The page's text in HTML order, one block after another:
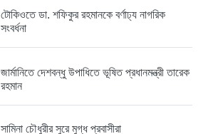
টোকিওতে ডা. শফিকুর রহমানকে বর্ণাঢ্য নাগরিক
সংবর্ধনা
জার্মানিতে দেশবন্ধু উপাধিতে ভূষিত প্রধানমন্ত্রী তারেক
রহমান
সামিনা চৌধুরীর সুরে মুগ্ধ প্রবাসীরা